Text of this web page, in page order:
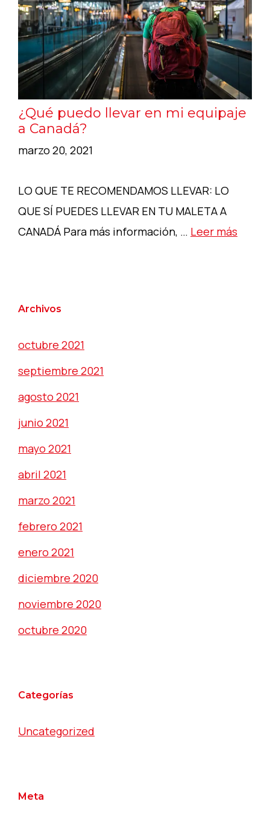
¿Qué puedo llevar en mi equipaje
a Canadá?
marzo 20, 2021
LO QUE TE RECOMENDAMOS LLEVAR: LO
QUE SÍ PUEDES LLEVAR EN TU MALETA A
CANADÁ Para más información, … Leer más
Archivos
octubre 2021
septiembre 2021
agosto 2021
junio 2021
mayo 2021
abril 2021
marzo 2021
febrero 2021
enero 2021
diciembre 2020
noviembre 2020
octubre 2020
Categorías
Uncategorized
Meta